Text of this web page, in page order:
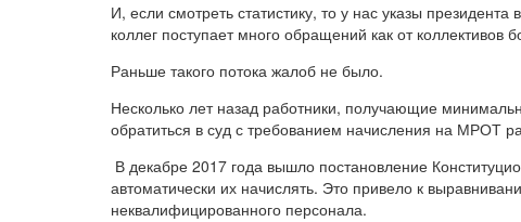
И, если смотреть статистику, то у нас указы
коллег поступает много обращений как от коллективов
Раньше такого потока жалоб не было.
Несколько лет назад работники, получающие
обратиться в суд с требованием начисления на МРОТ
В декабре 2017 года вышло постановление
автоматически их начислять. Это привело к
неквалифицированного персонала.